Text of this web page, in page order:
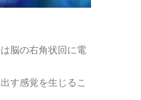
脳の右角状回に電
す感覚を生じるこ